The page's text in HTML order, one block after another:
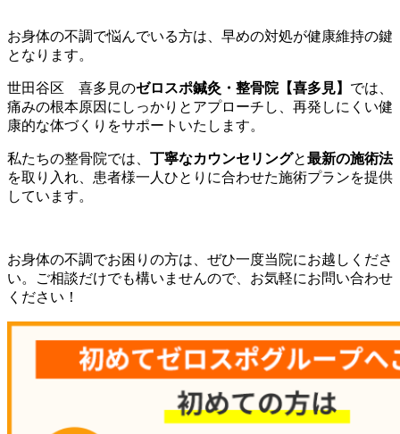
お身体の不調で悩んでいる方は、早めの対処が健康維持の鍵
となります。
世田谷区 喜多見のゼロスポ鍼灸・整骨院【喜多見】 では、
痛みの根本原因にしっかりとアプローチし、再発しにくい健
康的な体づくりをサポートいたします。
私たちの整骨院では、 丁寧なカウンセリングと最新の施術法
を取り入れ、患者様一人ひとりに合わせた施術プランを提供
しています。
お身体の不調でお困りの方は、ぜひ一度当院にお越しくださ
い。ご相談だけでも構いませんので、お気軽にお問い合わせ
ください！